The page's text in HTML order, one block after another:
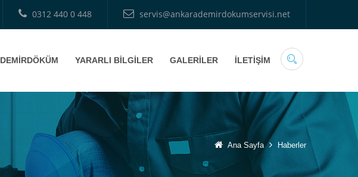
0312 440 0 448 servis@ankarademirdokumservisi.net
DEMİRDÖKÜM YARARLI BİLGİLER GALERİLER İLETİŞİM
Ana Sayfa Haberler